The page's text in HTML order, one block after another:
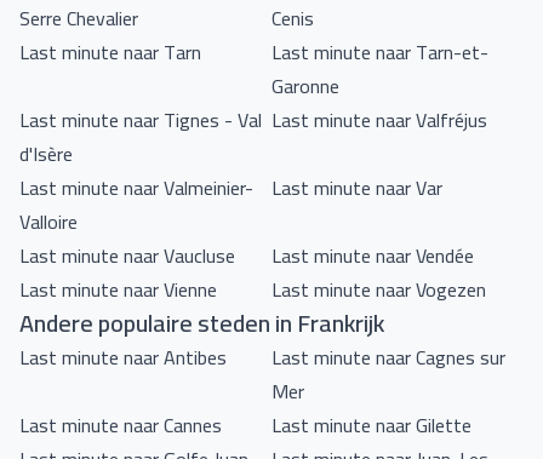
Serre Chevalier
Cenis
Last minute naar Tarn
Last minute naar Tarn-et-
Garonne
Last minute naar Tignes - Val
d'Isère
Last minute naar Valfréjus
Last minute naar Valmeinier-
Valloire
Last minute naar Var
Last minute naar Vaucluse
Last minute naar Vendée
Last minute naar Vienne
Last minute naar Vogezen
Andere populaire steden in Frankrijk
Last minute naar Antibes
Last minute naar Cagnes sur
Mer
Last minute naar Cannes
Last minute naar Gilette